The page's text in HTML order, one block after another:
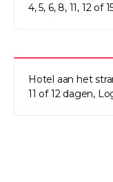
4, 5, 6, 8, 11, 12 of
Hotel aan het
11 of 12 dagen,